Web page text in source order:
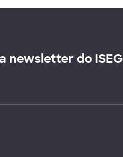
newsletter do ISEG